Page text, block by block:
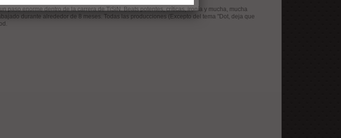
paso enorme dentro de la carrera de TiSiN. Beats potentes, críticas, ironía y mucha, mucha
durante alrededor de 8 meses. Todas las producciones (Excepto del tema "Dot, deja que